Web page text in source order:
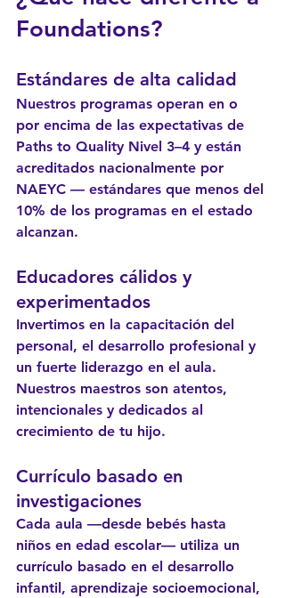
Foundations?
Estándares de alta calidad
Nuestros programas operan en o
por encima de las expectativas de
Paths to Quality Nivel 3–4 y están
acreditados nacionalmente por
NAEYC — estándares que menos del
10% de los programas en el estado
alcanzan.
Educadores cálidos y
experimentados
Invertimos en la capacitación del
personal, el desarrollo profesional y
un fuerte liderazgo en el aula.
Nuestros maestros son atentos,
intencionales y dedicados al
crecimiento de tu hijo.
Currículo basado en
investigaciones
Cada aula —desde bebés hasta
niños en edad escolar— utiliza un
currículo basado en el desarrollo
infantil, aprendizaje socioemocional,